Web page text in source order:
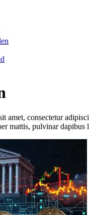
amet, consectetur
mattis, pulvinar dapibus